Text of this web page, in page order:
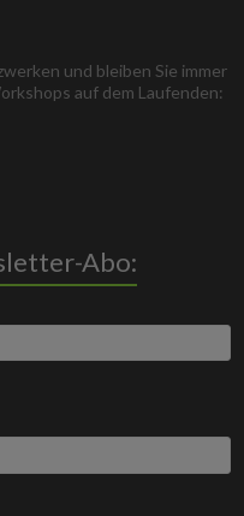
und bleiben Sie immer
auf dem Laufenden:
Abo: